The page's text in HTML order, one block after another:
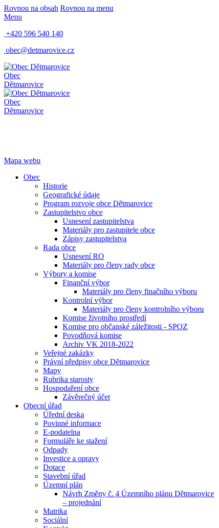
Rovnou na obsah Rovnou na menu
Menu
+420 596 540 140
obec@detmarovice.cz
Obec
Dětmarovice
Obec
Dětmarovice
Mapa webu
Obec
Historie
Geografické údaje
Program rozvoje obce Dětmarovice
Zastupitelstvo obce
Usnesení zastupitelstva
Materiály pro zastupitele obce
Zápisy zastupitelstva
Rada obce
Usnesení RO
Materiály pro členy rady obce
Výbory a komise
Finanční výbor
Materiály pro členy finačního výboru
Kontrolní výbor
Materiály pro členy kontrolního výboru
Komise životního prostředí
Komise pro občanské záležitosti - SPOZ
Povodňová komise
Archiv VK 2018-2022
Veřejné zakázky
Právní předpisy obce Dětmarovice
Mapy
Rubrika starosty
Hospodaření obce
Závěrečný účet
Obecní úřad
Úřední deska
Povinné informace
E-podatelna
Formuláře ke stažení
Odpady
Investice a opravy
Dotace
Stavební úřad
Územní plán
Návrh Změny č. 4 Územního plánu Dětmarovice
– projednání
Matrika
Sociální